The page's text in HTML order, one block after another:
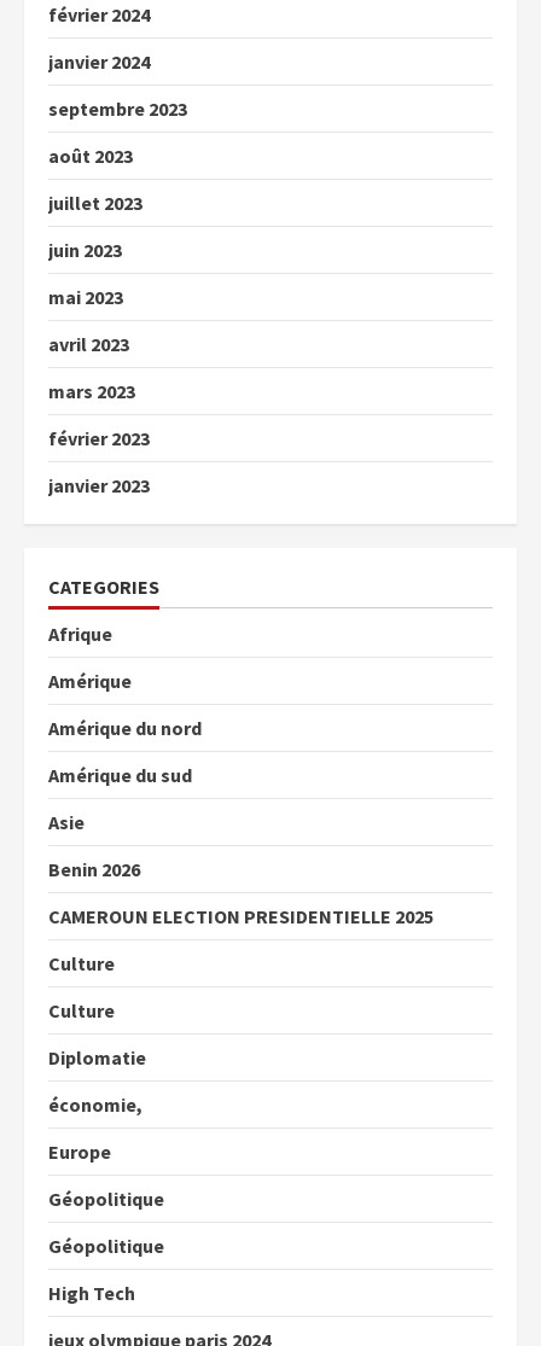
février 2024
janvier 2024
septembre 2023
août 2023
juillet 2023
juin 2023
mai 2023
avril 2023
mars 2023
février 2023
janvier 2023
CATEGORIES
Afrique
Amérique
Amérique du nord
Amérique du sud
Asie
Benin 2026
CAMEROUN ELECTION PRESIDENTIELLE 2025
Culture
Culture
Diplomatie
économie,
Europe
Géopolitique
Géopolitique
High Tech
jeux olympique paris 2024